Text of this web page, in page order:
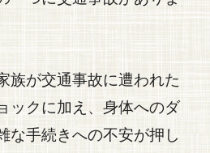
族が交通事故に遭われた
ックに加え、身体へのダ
な手続きへの不安が押し